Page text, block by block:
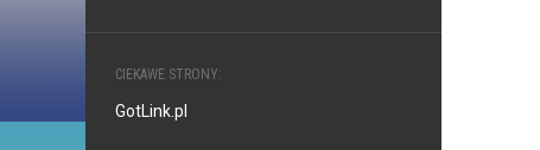
CIEKAWE STRONY:
GotLink.pl